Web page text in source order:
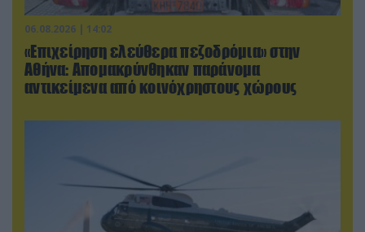
06.08.2026 | 14:02
«Επιχείρηση ελεύθερα πεζοδρόμια» στην
Αθήνα: Απομακρύνθηκαν παράνομα
αντικείμενα από κοινόχρηστους χώρους